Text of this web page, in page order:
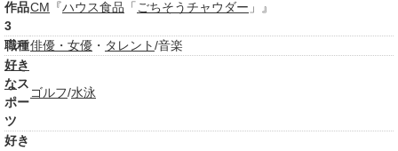
作品
3
CM 『ハウス食品 「 ごちそうチャウダー 」』
職種俳優・女優 ・ タレント/音楽
好き
なス
ポー
ツ
ゴルフ/水泳
好き